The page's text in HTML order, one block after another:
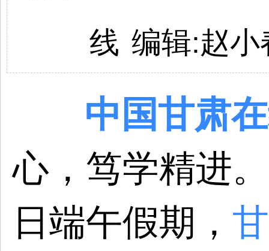
线 编辑:赵小
中国甘肃
心，笃学精进
日端午假期，